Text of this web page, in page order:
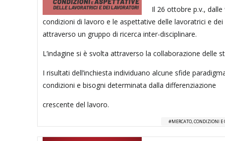
Il 26 ottobre p.v., dalle
condizioni di lavoro e le aspettative delle lavoratrici e
attraverso un gruppo di ricerca inter-disciplinare.
L’indagine si è svolta attraverso la collaborazione delle
I risultati dell’inchiesta individuano alcune sfide
condizioni e bisogni determinata dalla differenziazione
crescente del lavoro.
MERCATO, CONDIZIONI E